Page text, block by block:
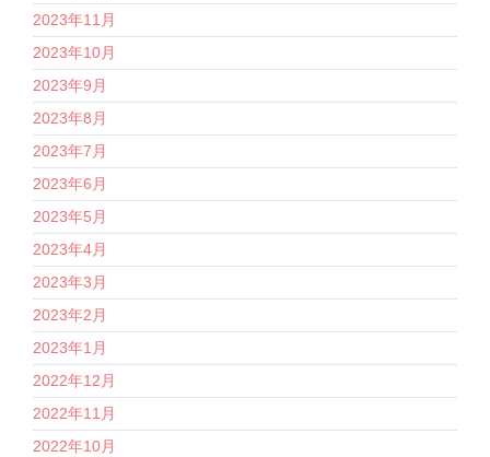
2023年11月
2023年10月
2023年9月
2023年8月
2023年7月
2023年6月
2023年5月
2023年4月
2023年3月
2023年2月
2023年1月
2022年12月
2022年11月
2022年10月